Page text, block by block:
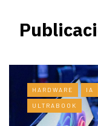
HARDWARE IA
ULTRABOOK